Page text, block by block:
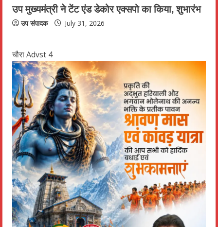
उप मुख्यमंत्री ने टेंट एंड डेकोर एक्सपो का किया, शुभारंभ
उप संपादक July 31, 2026
चौरा Advst 4